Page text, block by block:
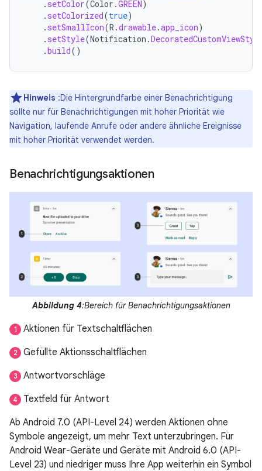
. setColor(Color .GREEN)
. setColorized(true)
. setSmallIcon(R .drawable.app_icon)
. setStyle(Notification .
.build()
Hinweis :Die Hintergrundfarbe einer Benachrichtigung
sollte nur für Benachrichtigungen mit hoher Priorität wie
Navigation, laufende Anrufe oder andere ähnliche Ereignisse
mit hoher Priorität verwendet werden.
Benachrichtigungsaktionen
Abbildung 4:Bereich für Benachrichtigungsaktionen
1 Aktionen für Textschaltflächen
2 Gefüllte Aktionsschaltflächen
3 Antwortvorschläge
4
Textfeld für Antwort
Ab Android 7.0 (API-Level 24) werden Aktionen ohne
Symbole angezeigt, um mehr Text unterzubringen. Für
Android Wear-Geräte und Geräte mit Android 6.0 (API-
Level 23) und niedriger muss Ihre App weiterhin ein Symbol